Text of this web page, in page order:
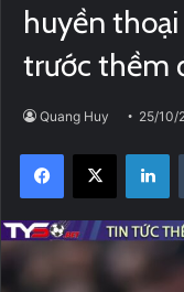
huyền thoại
trước thềm
Quang Huy 25/10/
Facebook
X